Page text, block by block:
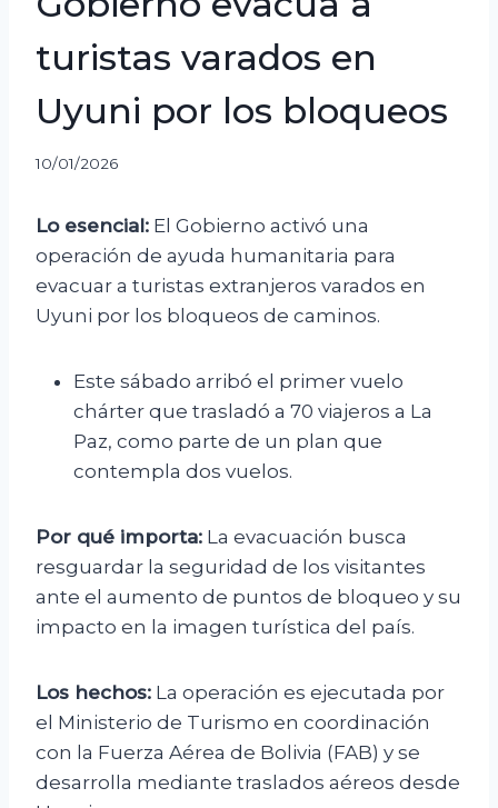
turistas varados en
Uyuni por los bloqueos
10/01/2026
Lo esencial: El Gobierno activó una
operación de ayuda humanitaria para
evacuar a turistas extranjeros varados en
Uyuni por los bloqueos de caminos.
Este sábado arribó el primer vuelo
chárter que trasladó a 70 viajeros a La
Paz, como parte de un plan que
contempla dos vuelos.
Por qué importa: La evacuación busca
resguardar la seguridad de los visitantes
ante el aumento de puntos de bloqueo y su
impacto en la imagen turística del país.
Los hechos: La operación es ejecutada por
el Ministerio de Turismo en coordinación
con la Fuerza Aérea de Bolivia (FAB) y se
desarrolla mediante traslados aéreos desde